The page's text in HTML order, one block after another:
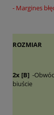
- Margines
ROZMIAR
2x [B] -
biuście